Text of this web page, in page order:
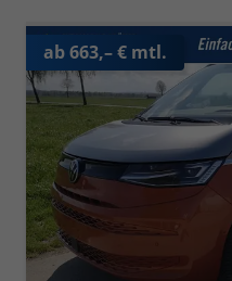
ab 663,– € mtl.